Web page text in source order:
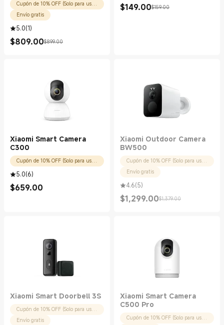
Cupón de 10% OFF (Solo para usuarios nuevos)
Envío gratis
5.0(1)
$809.00
Current Price $809.00
$899.00
Precio de comercialización $899.00
$149.00
Current Price $149.00
$159.00
Precio de comercialización $159.00
Xiaomi Smart Camera
C300
Cupón de 10% OFF (Solo para usuarios nuevos)
5.0(6)
$659.00
Current Price $659.00
Xiaomi Outdoor Camera
BW500
Cupón de 10% OFF (Solo para usuarios nuevos)
Envío gratis
4.6(5)
$1,299.00
Current Price $1299.00
$1,379.00
Precio de comercialización $1,379.00
Xiaomi Smart Doorbell 3S
Cupón de 10% OFF (Solo para usuarios nuevos)
Envío gratis
Xiaomi Smart Camera
C500 Pro
Cupón de 10% OFF (Solo para usuarios nuevos)